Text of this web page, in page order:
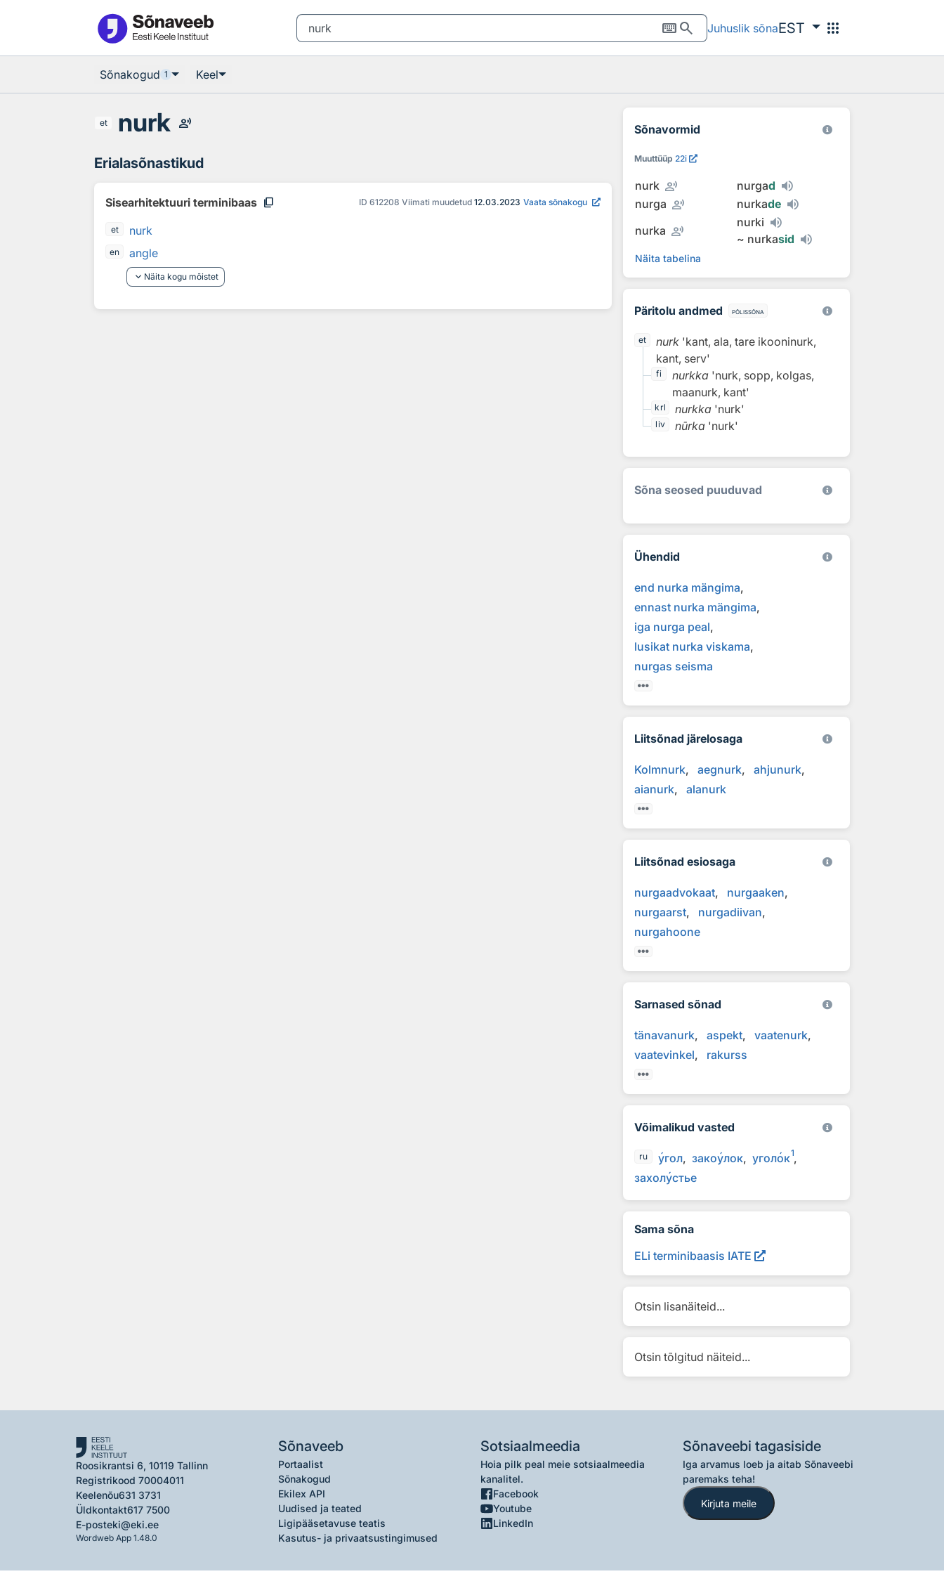
keyboardsearch Juhuslik sõnaEST apps
Sõnakogud 1 Keel
et nurk record_voice_over
Erialasõnastikud
Sisearhitektuuri terminibaas content_copy ID 612208 Viimati muudetud 12.03.2023 Vaata sõnakogu
et nurk
en
angle
keyboard_arrow_down Näita kogu mõistet
Sõnavormid
Muuttüüp 22i
nurk record_voice_over nurgad
nurga record_voice_over nurkade
nurka record_voice_over
nurki
~ nurkasid
Näita tabelina
Päritolu andmed põlissõna
et nurk 'kant, ala, tare ikooninurk,
kant, serv'
fi nurkka 'nurk, sopp, kolgas,
maanurk, kant'
krl nurkka 'nurk'
liv nūrka 'nurk'
Sõna seosed puuduvad
Ühendid
end nurka mängima
ennast nurka mängima
iga nurga peal
lusikat nurka viskama
nurgas seisma
Liitsõnad järelosaga
Kolmnurk aegnurk
ahjunurk
aianurk
alanurk
Liitsõnad esiosaga
nurgaadvokaat
nurgaaken
nurgaarst
nurgadiivan
nurgahoone
Sarnased sõnad
tänavanurk aspekt
vaatenurk
vaatevinkel
rakurss
Võimalikud vasted
ru угол закоулок уголок1
захолустье
Sama sõna
ELi terminibaasis IATE
Otsin lisanäiteid...
Otsin tõlgitud näiteid...
Roosikrantsi 6, 10119 Tallinn
Registrikood 70004011
Keelenõu631 3731
Üldkontakt617 7500
E-posteki@eki.ee
Wordweb App 1.48.0
Sõnaveeb
Portaalist
Sõnakogud
Ekilex API
Uudised ja teated
Ligipääsetavuse teatis
Kasutus- ja privaatsustingimused
Sotsiaalmeedia
Hoia pilk peal meie sotsiaalmeedia
kanalitel.
Facebook
Youtube
LinkedIn
Sõnaveebi tagasiside
Iga arvamus loeb ja aitab Sõnaveebi
paremaks teha!
Kirjuta meile